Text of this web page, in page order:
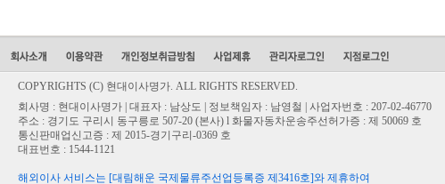
COPYRIGHTS (C) 현대이사명가. ALL RIGHTS RESERVED.
회사명 : 현대이사명가 | 대표자 : 남상도 | 정보책임자 : 남영철 | 사업자번호 : 207-02-46770
주소 : 경기도 구리시 동구릉로 507-20 (본사) l 화물자동차운송주선허가증 : 제 50069 호
통신판매업신고증 : 제 2015-경기구리-0369 호
대표번호 : 1544-1121
해외이사 서비스는 [대림해운 국제물류주선업등록증 제3416호]와 제휴하여